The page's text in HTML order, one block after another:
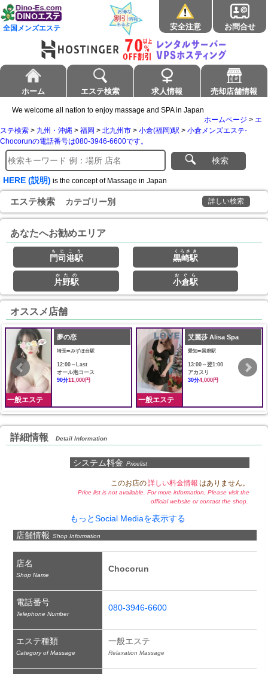
全国メンズエステ 安全注意 お問合せ
ホーム エステ検索 求人情報 売却店舗情報
We welcome all nation to enjoy massage and SPA in Japan
ホームページ > エ
ステ検索 > 九州・沖縄 > 福岡 > 北九州市 > 小倉(福岡)駅 > 小倉メンズエステ-
Chocorunの電話番号は080-3946-6600です。
検索
HERE (説明) is the concept of Massage in Japan
エステ検索 カテゴリー別 詳しい検索
あなたへお勧めエリア
門司港駅
もじこう
黒崎駅
くろさき
片野駅
かたの
小倉駅
おぐら
オススメ店舗
一般エステ
夢の恋
埼玉➠みずほ台駅
12:00～Last
オール泡コース
90分11,000円
一般エステ
艾麗莎 Alisa Spa
愛知➠国府駅
13:00～翌1:00
アカスリ
30分4,000円
詳細情報 Detail Information
システム料金 Pricelist
このお店の詳しい料金情報 はありません。
Price list is not available. For more information, Please visit the
official website or contact the shop.
もっとSocial Mediaを表示する
店舗情報 Shop Information
店名
Shop Name
Chocorun
電話番号
Telephone Number
080-3946-6600
エステ種類
Category of Massage
一般エステ
Relaxation Massage